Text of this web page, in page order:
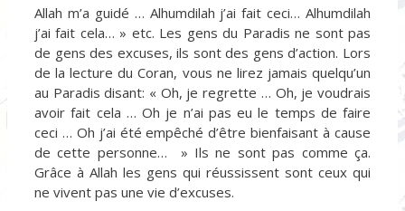
Allah m’a guidé … Alhumdilah j’ai fait ceci… Alhumdilah
j’ai fait cela… » etc. Les gens du Paradis ne sont pas
de gens des excuses, ils sont des gens d’action. Lors
de la lecture du Coran, vous ne lirez jamais quelqu’un
au Paradis disant: « Oh, je regrette … Oh, je voudrais
avoir fait cela … Oh je n’ai pas eu le temps de faire
ceci … Oh j’ai été empêché d’être bienfaisant à cause
de cette personne… » Ils ne sont pas comme ça.
Grâce à Allah les gens qui réussissent sont ceux qui
ne vivent pas une vie d’excuses.